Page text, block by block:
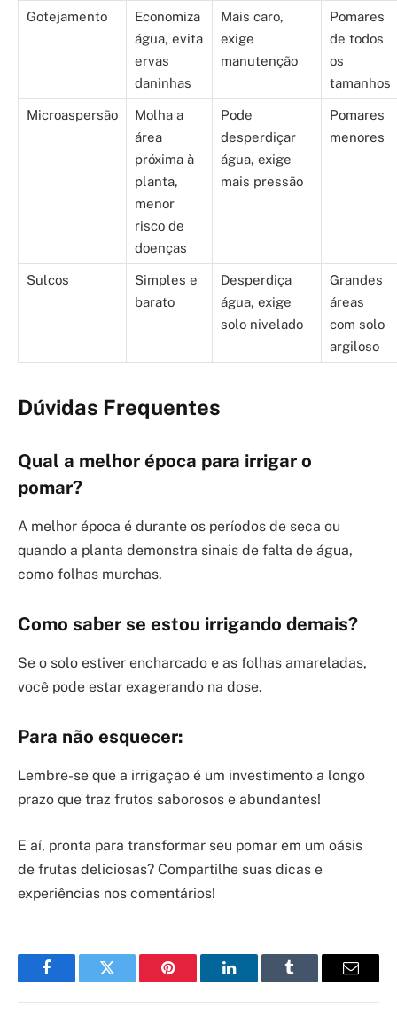
Gotejamento
Economiza
água, evita
ervas
daninhas
Mais caro,
exige
manutenção
Pomares
de todos
os
tamanhos
Microaspersão
Molha a
área
próxima à
planta,
menor
risco de
doenças
Pode
desperdiçar
água, exige
mais pressão
Pomares
menores
Sulcos
Simples e
barato
Desperdiça
água, exige
solo nivelado
Grandes
áreas
com solo
argiloso
Dúvidas Frequentes
Qual a melhor época para irrigar o
pomar?
A melhor época é durante os períodos de seca ou
quando a planta demonstra sinais de falta de água,
como folhas murchas.
Como saber se estou irrigando demais?
Se o solo estiver encharcado e as folhas amareladas,
você pode estar exagerando na dose.
Para não esquecer:
Lembre-se que a irrigação é um investimento a longo
prazo que traz frutos saborosos e abundantes!
E aí, pronta para transformar seu pomar em um oásis
de frutas deliciosas? Compartilhe suas dicas e
experiências nos comentários!
FacebookTwitter Pinterest LinkedInTumblr Email